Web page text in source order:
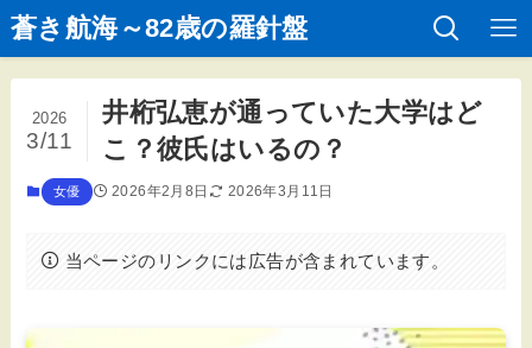
蒼き航海～82歳の羅針盤
井桁弘恵が通っていた大学はど
こ？彼氏はいるの？
2026
3/11
女優 2026年2月8日 2026年3月11日
当ページのリンクには広告が含まれています。